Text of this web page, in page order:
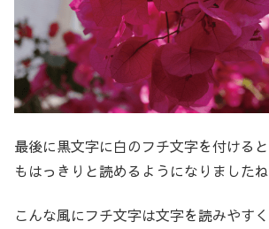
最後に黒文字に白のフチ文字を付ける
もはっきりと読めるようになりましたね
こんな風にフチ文字は文字を読みやす